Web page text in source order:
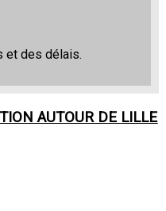
et des délais.
AUTOUR DE LILLE